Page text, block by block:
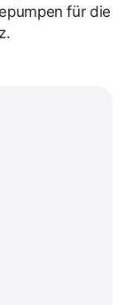
für die